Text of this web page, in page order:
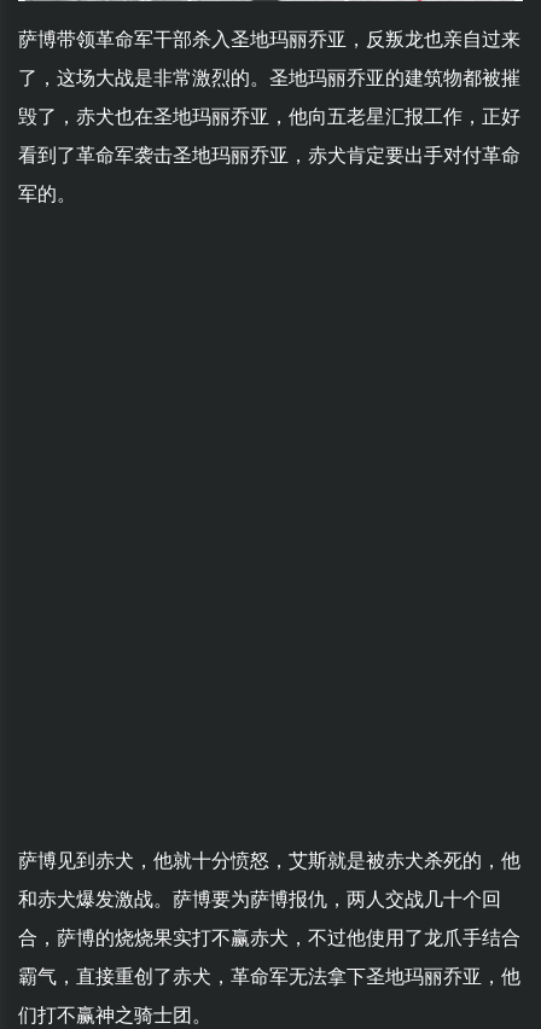
萨博带领革命军干部杀入圣地玛丽乔亚，反叛龙也亲自过来
了，这场大战是非常激烈的。圣地玛丽乔亚的建筑物都被摧
毁了，赤犬也在圣地玛丽乔亚，他向五老星汇报工作，正好
看到了革命军袭击圣地玛丽乔亚，赤犬肯定要出手对付革命
军的。
萨博见到赤犬，他就十分愤怒，艾斯就是被赤犬杀死的，他
和赤犬爆发激战。萨博要为萨博报仇，两人交战几十个回
合，萨博的烧烧果实打不赢赤犬，不过他使用了龙爪手结合
霸气，直接重创了赤犬，革命军无法拿下圣地玛丽乔亚，他
们打不赢神之骑士团。